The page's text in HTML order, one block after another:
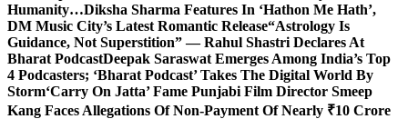
Humanity…Diksha Sharma Features In ‘Hathon Me Hath’,
DM Music City’s Latest Romantic Release“Astrology Is
Guidance, Not Superstition” — Rahul Shastri Declares At
Bharat PodcastDeepak Saraswat Emerges Among India’s Top
4 Podcasters; ‘Bharat Podcast’ Takes The Digital World By
Storm‘Carry On Jatta’ Fame Punjabi Film Director Smeep
Kang Faces Allegations Of Non-Payment Of Nearly ₹10 Crore